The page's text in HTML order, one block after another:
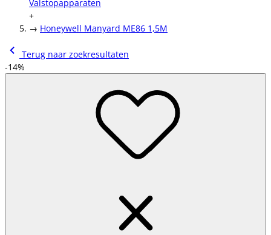
Valstopapparaten
+
→ Honeywell Manyard ME86 1,5M
Terug naar zoekresultaten
-14%